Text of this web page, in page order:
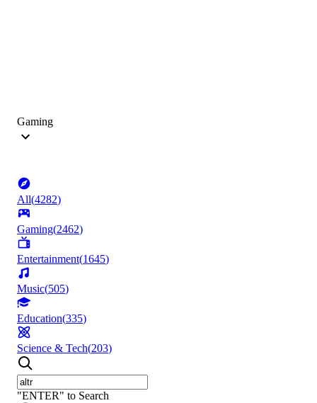
Gaming
All(4282)
Gaming(2462)
Entertainment(1645)
Music(505)
Education(335)
Science & Tech(203)
"ENTER" to Search